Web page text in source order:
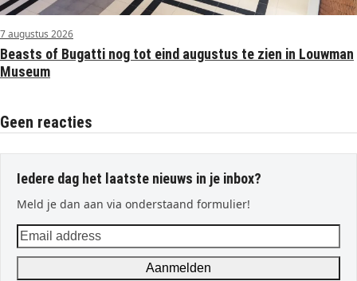
7 augustus 2026
Beasts of Bugatti nog tot eind augustus te zien in Louwman
Museum
Geen reacties
Iedere dag het laatste nieuws in je inbox?
Meld je dan aan via onderstaand formulier!
Email
address
Aanmelden